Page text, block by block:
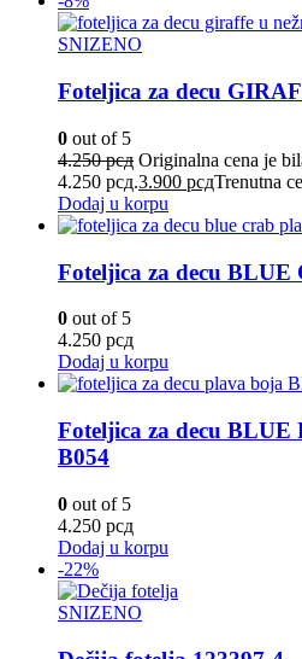
SNIZENO
Foteljica za decu
0 out of 5
4.250рсд Originalna cena je
4.250 рсд.3.900 рсдTrenutna
Dodaj u korpu
Foteljica za decu BLUE
0 out of 5
4.250 рсд
Dodaj u korpu
Foteljica za decu
B054
0 out of 5
4.250 рсд
Dodaj u korpu
-22%
SNIZENO